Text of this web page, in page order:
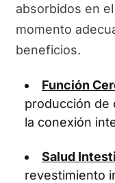
absorbidos en
momento
beneficios.
Función
producción de
la conexión
Salud
revestimiento